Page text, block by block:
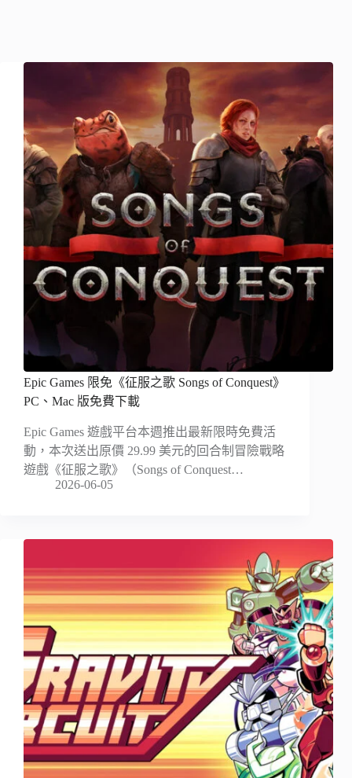
Epic Games 限免《征服之歌 Songs of Conquest》
PC、Mac 版免費下載
Epic Games 遊戲平台本週推出最新限時免費活
動，本次送出原價 29.99 美元的回合制冒險戰略
遊戲《征服之歌》（Songs of Conquest…
2026-06-05